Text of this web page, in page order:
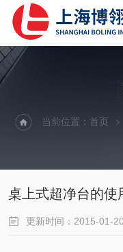
当前位置：首页
桌上式超净台的使
更新时间：2015-01-20